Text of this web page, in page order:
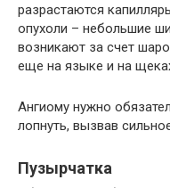
разрастаются
опухоли – небольшие
возникают за счет
еще на языке и на
Ангиому нужно
лопнуть, вызвав
Пузырчатка